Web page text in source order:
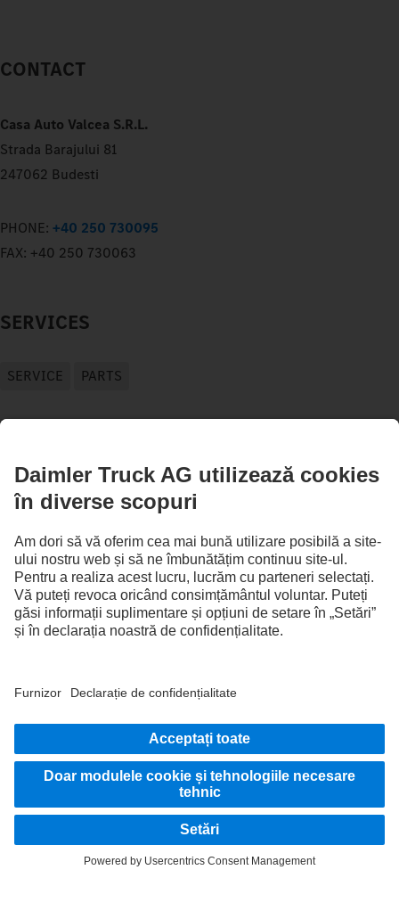
CONTACT
Casa Auto Valcea S.R.L.
Strada Barajului 81
247062 Budesti
PHONE: +40 250 730095
FAX: +40 250 730063
SERVICES
SERVICE PARTS
SERVICE
PARTS
ÎNTOTDEAUNA CONECTAT.
digitale.
FOLLOW THE ROADSTARS.